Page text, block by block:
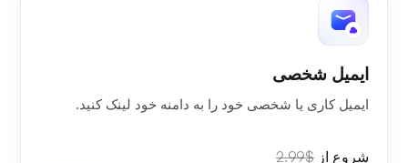
ایمیل شخصی
ایمیل کاری یا شخصی خود را به دامنه خود لینک کنید.
شروع از $2.99